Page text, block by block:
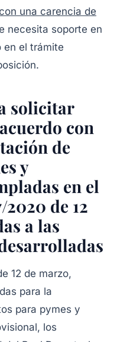
una carencia de
necesita soporte en
en el trámite
solicitar
con
de
y
en el
de 12
a las
12 de marzo,
para la
para pymes y
los